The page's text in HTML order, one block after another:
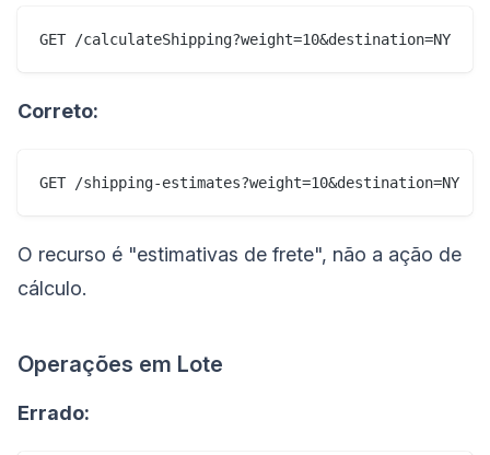
Correto:
O recurso é "estimativas de frete", não a ação de
cálculo.
Operações em Lote
Errado: